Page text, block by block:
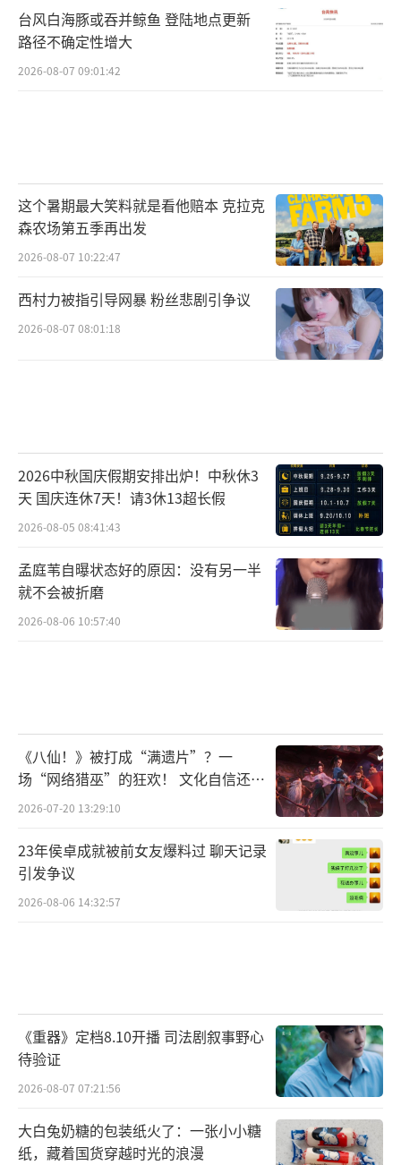
台风白海豚或吞并鲸鱼 登陆地点更新
路径不确定性增大
2026-08-07 09:01:42
这个暑期最大笑料就是看他赔本 克拉克
森农场第五季再出发
2026-08-07 10:22:47
西村力被指引导网暴 粉丝悲剧引争议
2026-08-07 08:01:18
2026中秋国庆假期安排出炉！中秋休3
天 国庆连休7天！请3休13超长假
2026-08-05 08:41:43
孟庭苇自曝状态好的原因：没有另一半
就不会被折磨
2026-08-06 10:57:40
《八仙！》被打成“满遗片”？一
场“网络猎巫”的狂欢！ 文化自信还是
焦虑？
2026-07-20 13:29:10
23年侯卓成就被前女友爆料过 聊天记录
引发争议
2026-08-06 14:32:57
《重器》定档8.10开播 司法剧叙事野心
待验证
2026-08-07 07:21:56
大白兔奶糖的包装纸火了：一张小小糖
纸，藏着国货穿越时光的浪漫